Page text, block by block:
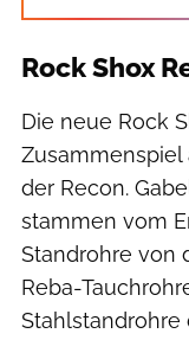
Rock Shox
Die neue Rock
Zusammenspiel
der Recon.
stammen vom
Standrohre von
Reba-
Stahlstandrohre